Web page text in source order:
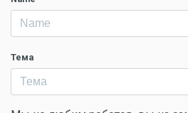
Тема